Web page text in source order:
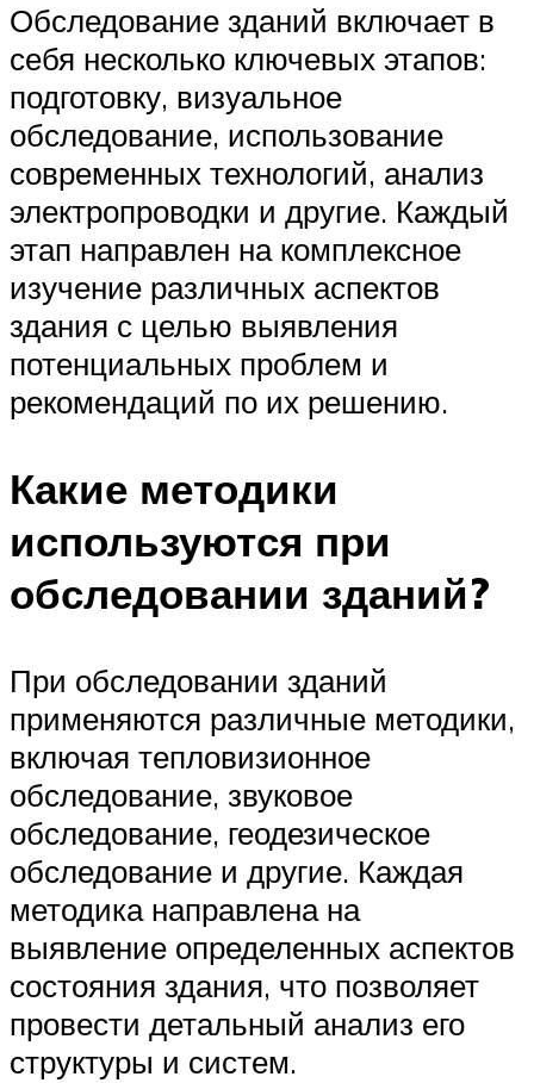
Обследование зданий включает в
себя несколько ключевых этапов:
подготовку, визуальное
обследование, использование
современных технологий, анализ
электропроводки и другие. Каждый
этап направлен на комплексное
изучение различных аспектов
здания с целью выявления
потенциальных проблем и
рекомендаций по их решению.
Какие методики
используются при
обследовании зданий?
При обследовании зданий
применяются различные методики,
включая тепловизионное
обследование, звуковое
обследование, геодезическое
обследование и другие. Каждая
методика направлена на
выявление определенных аспектов
состояния здания, что позволяет
провести детальный анализ его
структуры и систем.